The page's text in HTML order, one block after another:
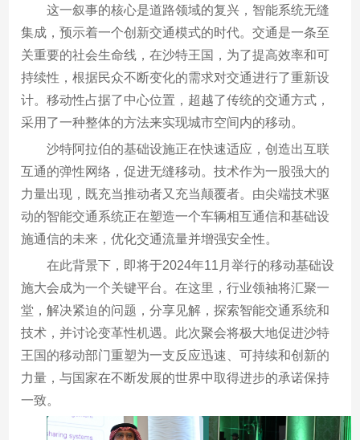
这一叙事的核心是道路领域的复兴，智能系统无缝
集成，预示着一个创新交通模式的时代。交通是一条至
关重要的社会生命线，在沙特王国，为了提高效率和可
持续性，根据民众不断变化的需求对交通进行了重新设
计。移动性占据了中心位置，超越了传统的交通方式，
采用了一种整体的方法来实现城市空间内的移动。
沙特阿拉伯的基础设施正在快速适应，创造出互联
互通的弹性网络，促进无缝移动。技术作为一股强大的
力量出现，既充当推动者又充当颠覆者。由尖端技术驱
动的智能交通系统正在塑造一个车辆相互通信和基础设
施通信的未来，优化交通流量并增强安全性。
在此背景下，即将于2024年11月举行的移动基础设
施大会成为一个关键平台。在这里，行业领袖将汇聚一
堂，解决紧迫的问题，分享见解，探索智能交通系统和
技术，并讨论变革性机遇。此次聚会将极大地促进沙特
王国的移动部门重塑为一支反应迅速、可持续和创新的
力量，与国家在不断发展的世界中取得进步的承诺保持
一致。